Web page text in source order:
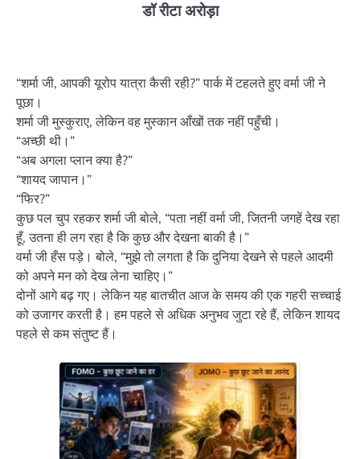
डॉ रीटा अरोड़ा
“शर्मा जी, आपकी यूरोप यात्रा कैसी रही?” पार्क में टहलते हुए वर्मा जी ने
पूछा।
शर्मा जी मुस्कुराए, लेकिन वह मुस्कान आँखों तक नहीं पहुँची।
“अच्छी थी।”
“अब अगला प्लान क्या है?”
“शायद जापान।”
“फिर?”
कुछ पल चुप रहकर शर्मा जी बोले, “पता नहीं वर्मा जी, जितनी जगहें देख रहा
हूँ, उतना ही लग रहा है कि कुछ और देखना बाकी है।”
वर्मा जी हँस पड़े। बोले, “मुझे तो लगता है कि दुनिया देखने से पहले आदमी
को अपने मन को देख लेना चाहिए।”
दोनों आगे बढ़ गए। लेकिन यह बातचीत आज के समय की एक गहरी सच्चाई
को उजागर करती है। हम पहले से अधिक अनुभव जुटा रहे हैं, लेकिन शायद
पहले से कम संतुष्ट हैं।